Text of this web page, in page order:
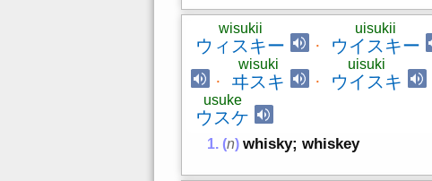
ウィスキー
wisukii
· ウイスキー
uisukii
· ヰスキ
wisuki
· ウイスキ
uisuki
ウスケ
usuke
(n) whisky; whiskey